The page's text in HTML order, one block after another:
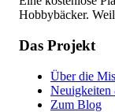
Hobbybäcker.
Das Projekt
Über die
Neuigkeiten
Zum Blog